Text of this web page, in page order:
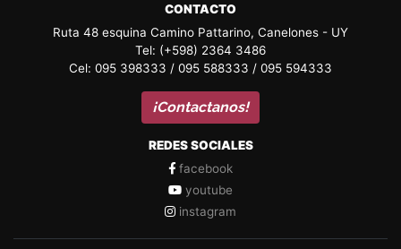
CONTACTO
Ruta 48 esquina Camino Pattarino, Canelones - UY
Tel: (+598) 2364 3486
Cel: 095 398333 / 095 588333 / 095 594333
¡Contactanos!
REDES SOCIALES
facebook
youtube
instagram